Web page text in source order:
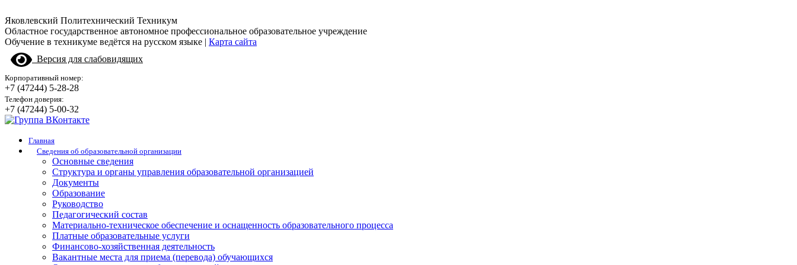
Яковлевский Политехнический Техникум
Областное государственное автономное профессиональное образовательное учреждение
Обучение в техникуме ведётся на русском языке | Карта сайта
Версия для слабовидящих
Корпоративный номер:
+7 (47244) 5-28-28
Телефон доверия:
+7 (47244) 5-00-32
Главная
Сведения об образовательной организации
Основные сведения
Структура и органы управления образовательной организацией
Документы
Образование
Руководство
Педагогический состав
Материально-техническое обеспечение и оснащенность образовательного процесса
Платные образовательные услуги
Финансово-хозяйственная деятельность
Вакантные места для приема (перевода) обучающихся